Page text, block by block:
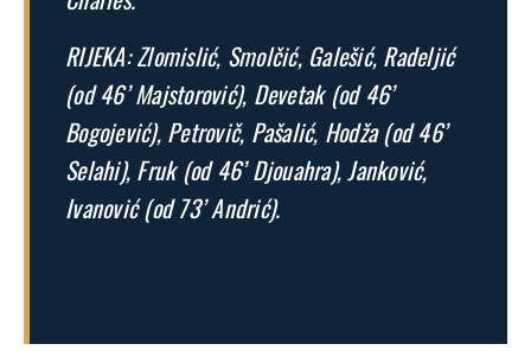
RIJEKA: Zlomislić, Smolčić, Galešić, Radeljić
(od 46’ Majstorović), Devetak (od 46’
Bogojević), Petrovič, Pašalić, Hodža (od 46’
Selahi), Fruk (od 46’ Djouahra), Janković,
Ivanović (od 73’ Andrić).